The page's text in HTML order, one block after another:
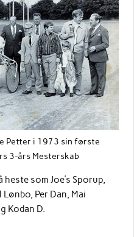
Petter i 1973 sin første
3-års Mesterskab
som Joe’s Sporup,
Per Dan, Mai
Kodan D.